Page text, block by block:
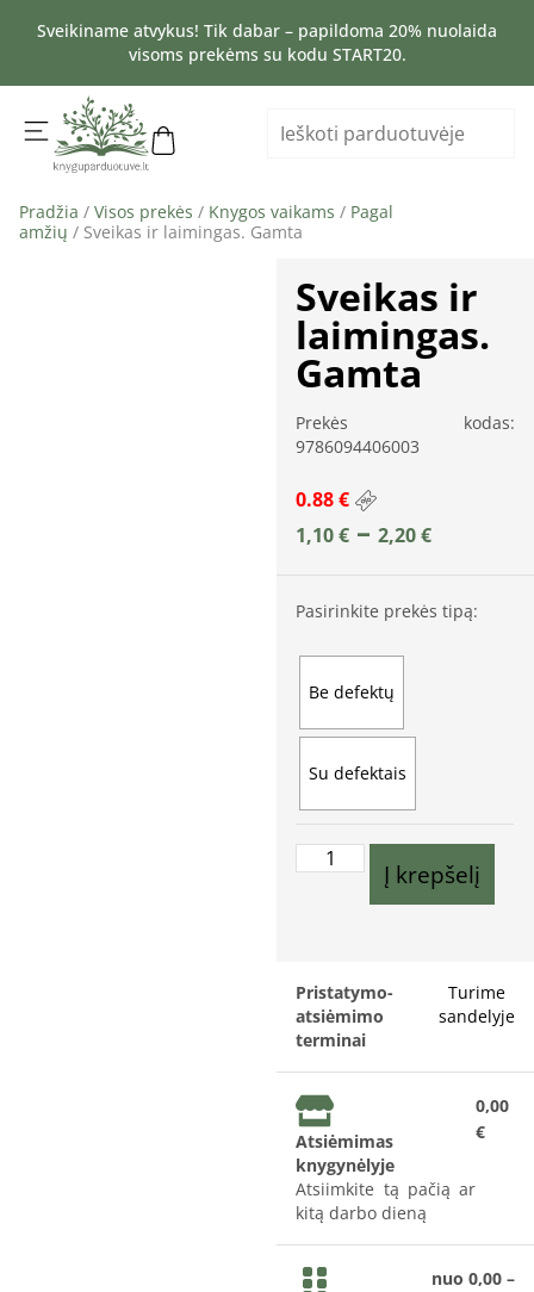
Sveikiname atvykus! Tik dabar – papildoma 20% nuolaida
visoms prekėms su kodu START20.
Pradžia / Visos prekės / Knygos vaikams / Pagal
amžių / Sveikas ir laimingas. Gamta
Sveikas ir
laimingas.
Gamta
Prekės kodas:
9786094406003
0.88 €
1,10€ – 2,20€
Pasirinkite prekės tipą:
Be defektų
Su defektais
Į krepšelį
Pristatymo-
atsiėmimo
terminai
Turime
sandelyje
Atsiėmimas
knygynėlyje
Atsiimkite tą pačią ar
kitą darbo dieną
0,00
€
nuo 0,00 –